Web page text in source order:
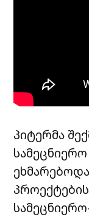
პიტერმა
პროექტების